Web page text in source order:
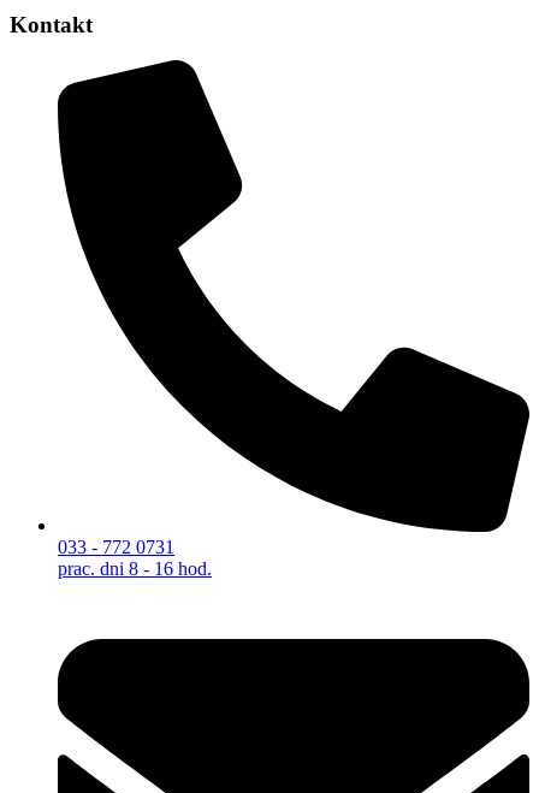
Kontakt
033 - 772 0731
prac. dni 8 - 16 hod.